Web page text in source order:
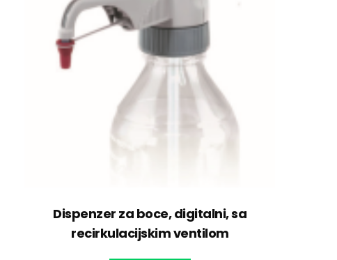
Dispenzer za boce, digitalni, sa
recirkulacijskim ventilom